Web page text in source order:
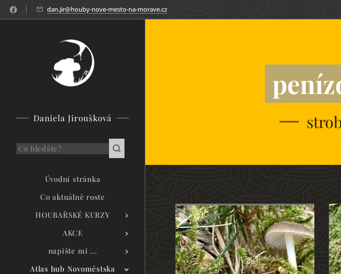
dan.jir@houby-nove-mesto-na-morave.cz
Daniela Jiroušková
Úvodní stránka
Co aktuálně roste
HOUBAŘSKÉ KURZY
AKCE
napište mi ...
Atlas hub Novoměstska